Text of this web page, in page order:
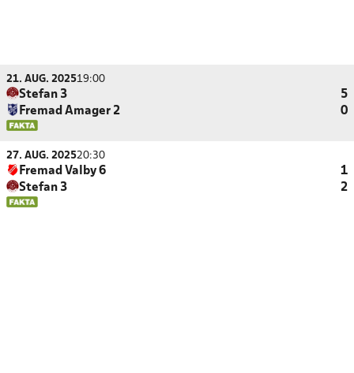
21. AUG. 202519:00
Stefan 3
5
Fremad Amager 2
0
27. AUG. 202520:30
Fremad Valby 6
1
Stefan 3
2